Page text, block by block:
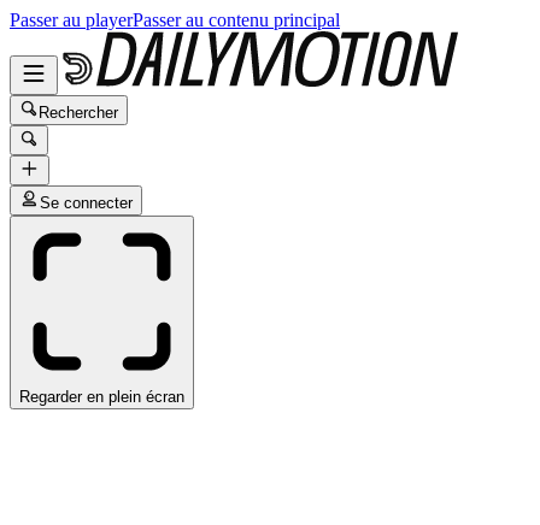
Passer au playerPasser au contenu principal
Rechercher
Se connecter
Regarder en plein écran